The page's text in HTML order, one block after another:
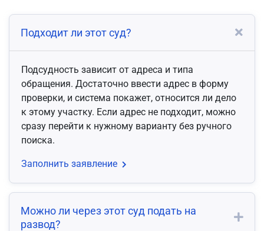
Подходит ли этот суд?
Подсудность зависит от адреса и типа
обращения. Достаточно ввести адрес в форму
проверки, и система покажет, относится ли дело
к этому участку. Если адрес не подходит, можно
сразу перейти к нужному варианту без ручного
поиска.
Заполнить заявление
Можно ли через этот суд подать на
развод?